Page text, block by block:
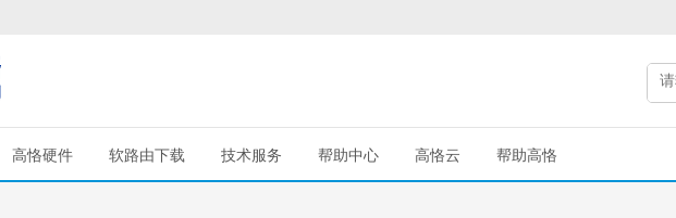
高恪硬件 软路由下载 技术服务 帮助中心 高恪云 帮助高恪